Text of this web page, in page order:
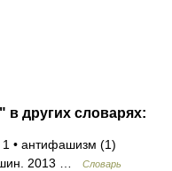
в других словарях:
• антифашизм (1)
2013 …
Словарь